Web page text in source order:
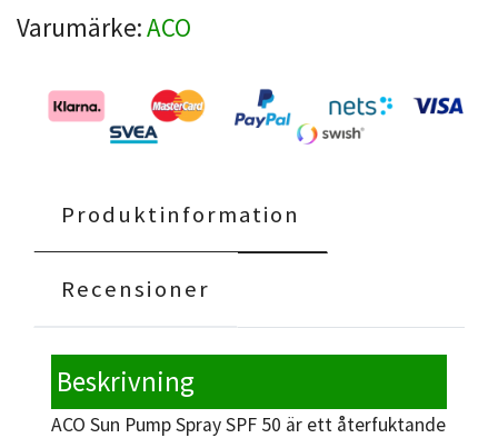
Varumärke:ACO
Produktinformation
Recensioner
Beskrivning
ACO Sun Pump Spray SPF 50 är ett återfuktande